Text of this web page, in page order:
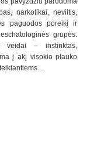
narkotikai, neviltis,
paguodos poreikį ir
grupės.
veidai – instinktas,
į akį visokio plauko